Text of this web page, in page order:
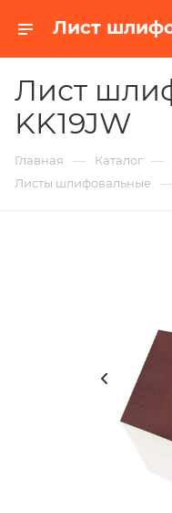
Лист
KK19JW
Главная — Каталог —
Листы шлифовальные —